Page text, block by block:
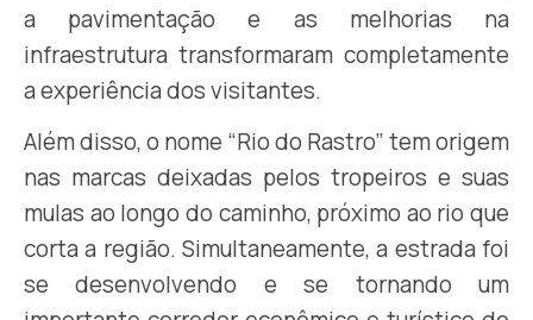
a pavimentação e as melhorias na
infraestrutura transformaram completamente
a experiência dos visitantes.
Além disso, o nome “Rio do Rastro” tem origem
nas marcas deixadas pelos tropeiros e suas
mulas ao longo do caminho, próximo ao rio que
corta a região. Simultaneamente, a estrada foi
se desenvolvendo e se tornando um